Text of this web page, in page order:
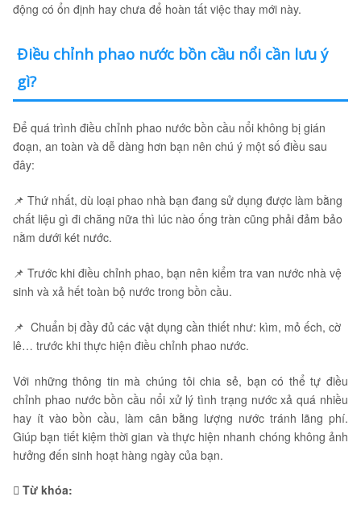
động có ổn định hay chưa để hoàn tất việc thay mới này.
Điều chỉnh phao nước bồn cầu nổi cần lưu ý
gì?
Để quá trình điều chỉnh phao nước bồn cầu nổi không bị gián
đoạn, an toàn và dễ dàng hơn bạn nên chú ý một số điều sau
đây:
📌 Thứ nhất, dù loại phao nhà bạn đang sử dụng được làm bằng
chất liệu gì đi chăng nữa thì lúc nào ống tràn cũng phải đảm bảo
nằm dưới két nước.
📌 Trước khi điều chỉnh phao, bạn nên kiểm tra van nước nhà vệ
sinh và xả hết toàn bộ nước trong bồn cầu.
📌 Chuẩn bị đầy đủ các vật dụng cần thiết như: kìm, mỏ ếch, cờ
lê… trước khi thực hiện điều chỉnh phao nước.
Với những thông tin mà chúng tôi chia sẻ, bạn có thể tự điều
chỉnh phao nước bồn cầu nổi xử lý tình trạng nước xả quá nhiều
hay ít vào bồn cầu, làm cân bằng lượng nước tránh lãng phí.
Giúp bạn tiết kiệm thời gian và thực hiện nhanh chóng không ảnh
hưởng đến sinh hoạt hàng ngày của bạn.
Từ khóa: